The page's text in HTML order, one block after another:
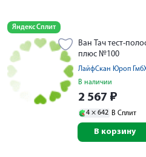
Яндекс Сплит
Ван Тач тест-
плюс №100
ЛайфСкан Юроп
В наличии
2 567 ₽
4 × 642 В Сплит
В корзину